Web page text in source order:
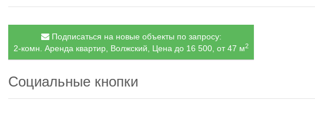
Подписаться на новые объекты по запросу:
2-комн. Аренда квартир, Волжский, Цена до 16 500, от 47 м2
Социальные кнопки